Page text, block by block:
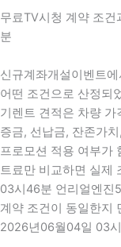
무료TV시청 계약 조
분
신규계좌개설이벤트
어떤 조건으로 산정되
기렌트 견적은 차량
증금, 선납금, 잔존가
프로모션 적용 여부가
트료만 비교하면 실제
03시46분 언리얼엔진
계약 조건이 동일한지
2026년06월04일 03